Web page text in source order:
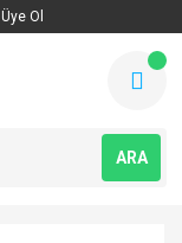
Üye Ol
ARA